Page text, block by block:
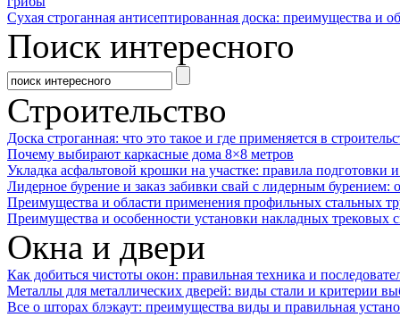
Сухая строганная антисептированная доска: преимущества и
Поиск интересного
Строительство
Доска строганная: что это такое и где применяется в
Почему выбирают каркасные дома 8×8 метров
Укладка асфальтовой крошки на участке: правила подготовки
Лидерное бурение и заказ забивки свай с лидерным бурением:
Преимущества и области применения профильных стальных
Преимущества и особенности установки накладных трековых
Окна и двери
Как добиться чистоты окон: правильная техника и
Металлы для металлических дверей: виды стали и критерии
Все о шторах блэкаут: преимущества виды и правильная